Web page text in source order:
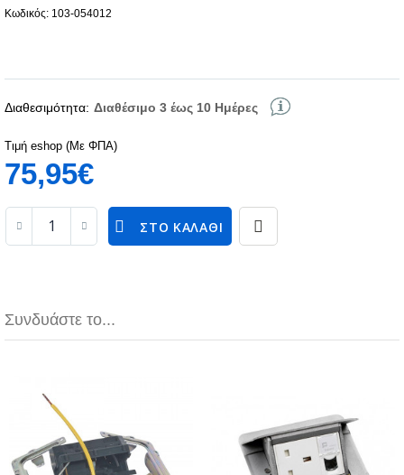
Κωδικός: 103-054012
Διαθεσιμότητα: Διαθέσιμο 3 έως 10 Ημέρες
Τιμή eshop (Με ΦΠΑ)
75,95€
ΣΤΟ ΚΑΛΆΘΙ
Συνδυάστε το...